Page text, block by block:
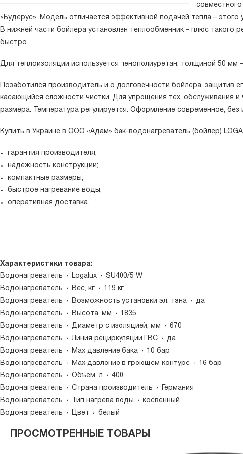
«Будерус». Модель отличается эффективной подачей тепла –
В нижней части бойлера установлен теплообменник – плюс такого
быстро.
Для теплоизоляции используется пенополиуретан, толщиной 50 мм
Позаботился производитель и о долговечности бойлера, защитив
касающийся сложности чистки. Для упрощения тех. обслуживания
размера. Температура регулируется. Оформление современное, без
Купить в Украине в ООО «Адам» бак-водонагреватель (бойлер)
гарантия производителя;
надежность конструкции;
компактные размеры;
быстрое нагревание воды;
оперативная доставка.
Характеристики товара:
Водонагреватель
› Logalux ›
SU400/5 W
Водонагреватель
› Вес, кг ›
119 кг
Водонагреватель
› Возможность установки эл. тэна ›
да
Водонагреватель
› Высота, мм ›
1835
Водонагреватель
› Диаметр с изоляцией, мм ›
670
Водонагреватель
› Линия рециркуляции ГВС ›
да
Водонагреватель
› Мах давление бака ›
10 бар
Водонагреватель
› Мах давление в греющем контуре ›
16 бар
Водонагреватель
› Объём, л ›
400
Водонагреватель
› Страна производитель ›
Германия
Водонагреватель
› Тип нагрева воды ›
косвенный
Водонагреватель
› Цвет › белый
ПРОСМОТРЕННЫЕ ТОВАРЫ